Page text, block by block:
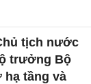
tịch nước
trưởng Bộ
hạ tầng và